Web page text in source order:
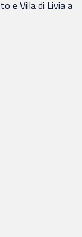
e Villa di Livia a